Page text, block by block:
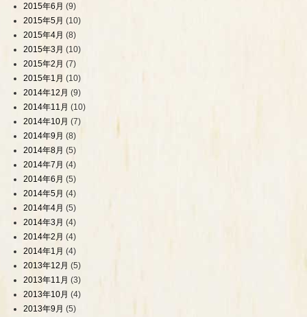
2015年6月 (9)
2015年5月 (10)
2015年4月 (8)
2015年3月 (10)
2015年2月 (7)
2015年1月 (10)
2014年12月 (9)
2014年11月 (10)
2014年10月 (7)
2014年9月 (8)
2014年8月 (5)
2014年7月 (4)
2014年6月 (5)
2014年5月 (4)
2014年4月 (5)
2014年3月 (4)
2014年2月 (4)
2014年1月 (4)
2013年12月 (5)
2013年11月 (3)
2013年10月 (4)
2013年9月 (5)